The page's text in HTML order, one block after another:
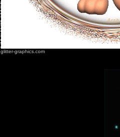
glitter-graphics.com